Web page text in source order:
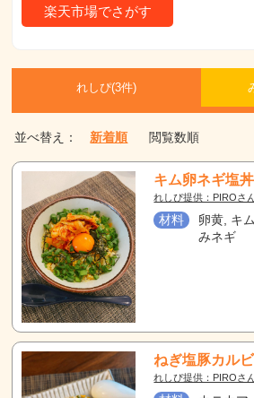
楽天市場でさがす
れしぴ(3件)
並べ替え： 新着順 閲覧数順
キム卵ネギ塩丼
れしぴ提供：PIROさ
材料
卵黄, キ
みネギ
ねぎ塩豚カル
れしぴ提供：PIROさ